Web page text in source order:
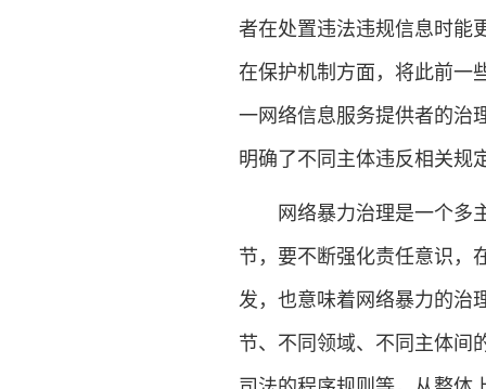
者在处置违法违规信息时能
在保护机制方面，将此前一
一网络信息服务提供者的治
明确了不同主体违反相关规
网络暴力治理是一个多主
节，要不断强化责任意识，
发，也意味着网络暴力的治
节、不同领域、不同主体间